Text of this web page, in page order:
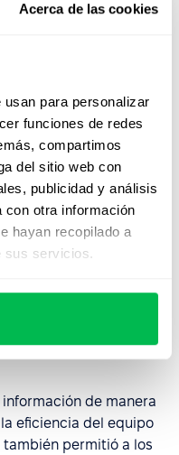
Acerca de las cookies
para personalizar
funciones de redes
compartimos
del sitio web con
publicidad y análisis
con otra información
hayan recopilado a
sus servicios.
a crear una
y orientada a la
a la
los colaboradores en
grandes beneficios
Antes de la
dificultaba su
pudo
en un solo lugar, lo que
de manera
eficiencia del equipo
también permitió a los